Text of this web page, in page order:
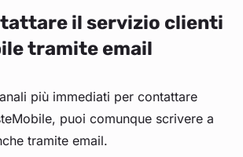
il servizio clienti
tramite email
più immediati per contattare
puoi comunque scrivere a
tramite email.